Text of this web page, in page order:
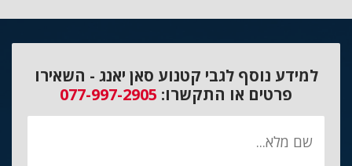
למידע נוסף לגבי קטנוע סאן יאנג - השאירו
פרטים או התקשרו: 077-997-2905